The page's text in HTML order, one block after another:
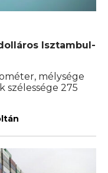
Isztambul-
mélysége
szélessége 275